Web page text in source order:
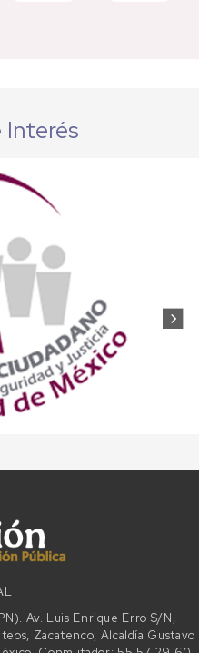
Interés
Av. Luis Enrique Erro S/N,
Zacatenco, Alcaldía Gustavo